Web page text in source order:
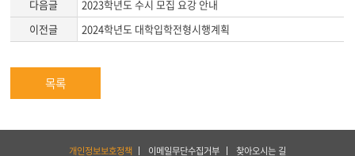
다음글
2023학년도 수시 모집 요강 안내
이전글
2024학년도 대학입학전형시행계획
목록
개인정보보호정책 이메일무단수집거부 찾아오시는 길